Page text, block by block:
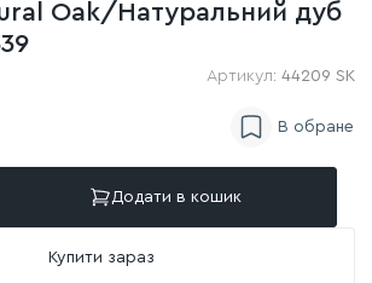
Oak/Натуральний дуб
Артикул: 44209 SK
Додати в кошик
Купити зараз